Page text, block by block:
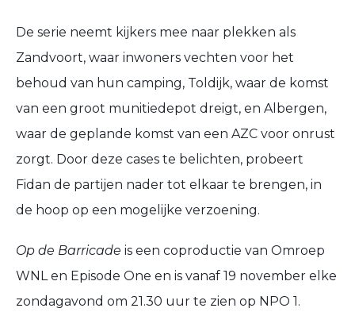
De serie neemt kijkers mee naar plekken als
Zandvoort, waar inwoners vechten voor het
behoud van hun camping, Toldijk, waar de komst
van een groot munitiedepot dreigt, en Albergen,
waar de geplande komst van een AZC voor onrust
zorgt. Door deze cases te belichten, probeert
Fidan de partijen nader tot elkaar te brengen, in
de hoop op een mogelijke verzoening.
Op de Barricade is een coproductie van Omroep
WNL en Episode One en is vanaf 19 november elke
zondagavond om 21.30 uur te zien op NPO 1.